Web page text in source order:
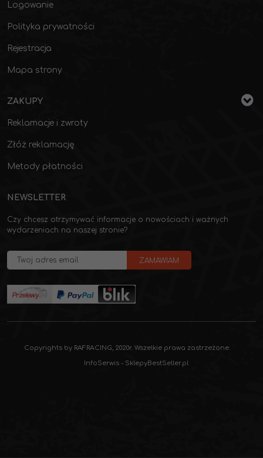
Logowanie
Polityka prywatności
Rejestracja
Mapa strony
ZAKUPY
Reklamacje i zwroty
Złóż reklamację
Metody płatności
NEWSLETTER
Czy chcesz otrzymywać informacje o nowościach i ważnych
wydarzeniach na naszej stronie?
Copyrights by RAFRACING, 2020r. Wszelkie prawa zastrzeżone.
InfoSerwis - SklepyBestSeller.pl